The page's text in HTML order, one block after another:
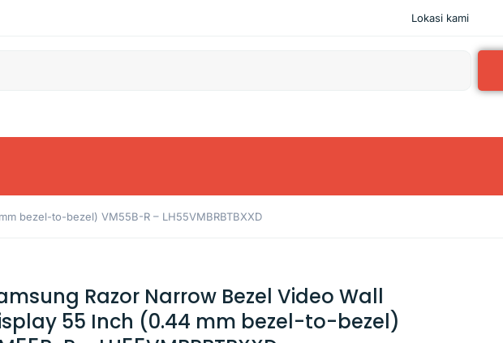
Lokasi kami
bezel-to-bezel) VM55B-R – LH55VMBRBTBXXD
Razor Narrow Bezel Video Wall
55 Inch (0.44 mm bezel-to-bezel)